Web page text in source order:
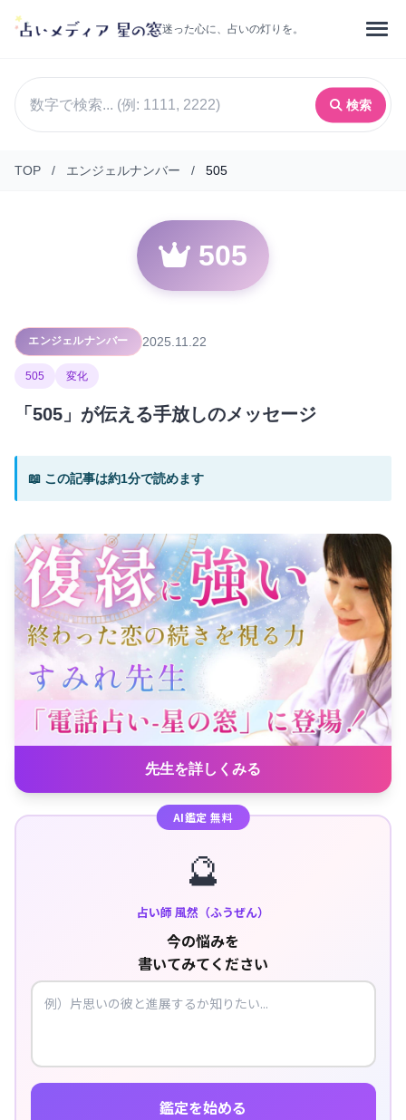
迷った心に、占いの灯りを。
検索
TOP / エンジェルナンバー / 505
505
エンジェルナンバー 2025.11.22
505 変化
「505」が伝える手放しのメッセージ
📖 この記事は約1分で読めます
先生を詳しくみる
AI鑑定 無料
🔮
占い師 風然（ふうぜん）
今の悩みを
書いてみてください
鑑定を始める